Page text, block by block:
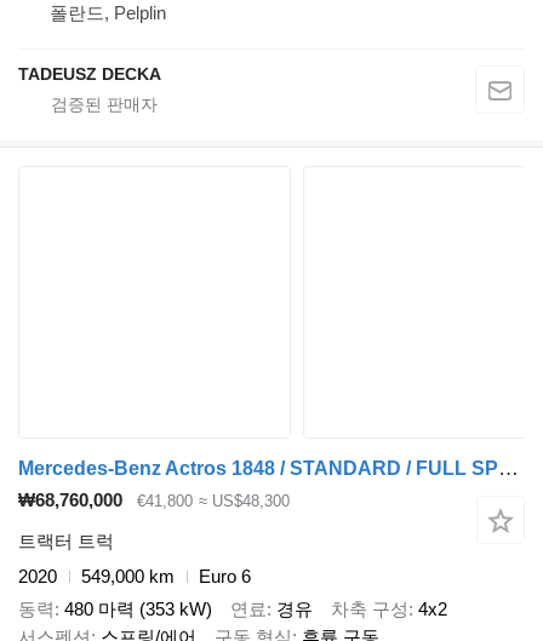
폴란드, Pelplin
TADEUSZ DECKA
Mercedes-Benz Actros 1848 / STANDARD / FULL SPOJLER
₩68,760,000 €41,800 ≈ US$48,300
트랙터 트럭
2020
549,000 km
Euro 6
동력 480 마력 (353 kW) 연료 경유 차축 구성 4x2
서스펜션
스프링/에어 구동 형식 후륜 구동